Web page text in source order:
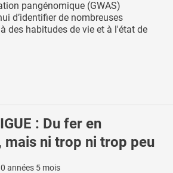
pangénomique (GWAS)
d’identifier de nombreuses
des habitudes de vie et à l'état de
: Du fer en
mais ni trop ni trop peu
années 5 mois